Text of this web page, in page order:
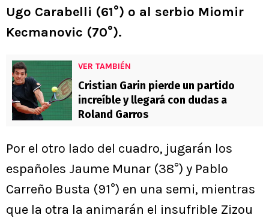
Ugo Carabelli (61°) o al serbio Miomir
Kecmanovic (70°).
VER TAMBIÉN
Cristian Garin pierde un partido
increíble y llegará con dudas a
Roland Garros
Por el otro lado del cuadro, jugarán los
españoles Jaume Munar (38°) y Pablo
Carreño Busta (91°) en una semi, mientras
que la otra la animarán el insufrible Zizou